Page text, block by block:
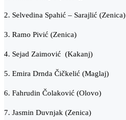
2. Selvedina Spahić – Sarajlić (Zenica)
3. Ramo Pivić (Zenica)
4. Sejad Zaimović (Kakanj)
5. Emira Drnda Čičkelić (Maglaj)
6. Fahrudin Čolaković (Olovo)
7. Jasmin Duvnjak (Zenica)